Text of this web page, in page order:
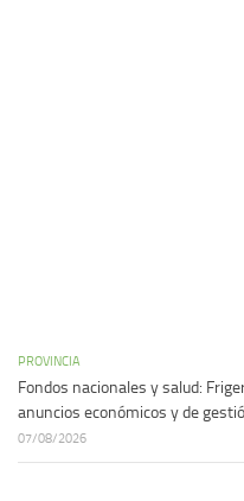
PROVINCIA
Fondos nacionales y salud:
anuncios económicos y de
07/08/2026